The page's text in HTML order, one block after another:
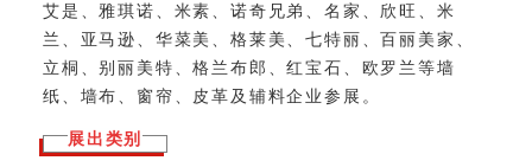
艾是、雅琪诺、米素、诺奇兄弟、名家、欣旺、米
兰、亚马逊、华菜美、格莱美、七特丽、百丽美家、
立桐、别丽美特、格兰布郎、红宝石、欧罗兰等墙
纸、墙布、窗帘、皮革及辅料企业参展。
展出类别